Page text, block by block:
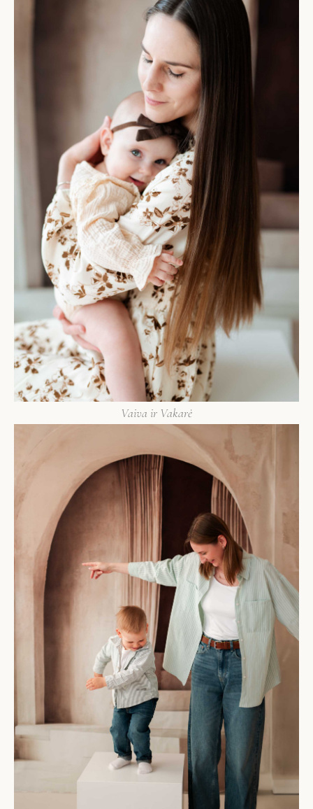
Vaiva ir Vakarė